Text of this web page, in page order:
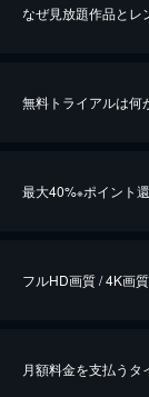
なぜ見放題作品とレ
無料トライアルは何
最大40%※ポイント
※40％ポイント還元の対
iOSアプリのUコイン
フルHD画質 / 4K画
月額料金を支払うタ